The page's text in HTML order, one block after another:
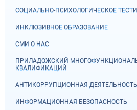
СОЦИАЛЬНО-ПСИХОЛОГИЧЕСКОЕ
ИНКЛЮЗИВНОЕ ОБРАЗОВАНИЕ
СМИ О НАС
ПРИЛАДОЖСКИЙ
КВАЛИФИКАЦИЙ
АНТИКОРРУПЦИОННАЯ ДЕЯТЕЛЬНОСТЬ
ИНФОРМАЦИОННАЯ БЕЗОПАСНОСТЬ